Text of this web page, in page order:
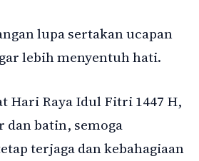
lupa sertakan ucapan
lebih menyentuh hati.
Hari Raya Idul Fitri 1447 H,
batin, semoga
terjaga dan kebahagiaan